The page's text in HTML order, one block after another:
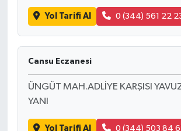
Yol Tarifi Al 0 (344) 561 22
Cansu Eczanesi
ÜNGÜT MAH.ADLİYE KARŞISI
YANI
Yol Tarifi Al 0 (344) 503 84